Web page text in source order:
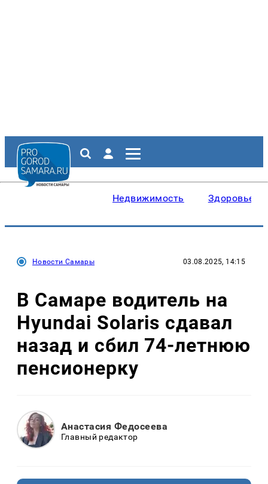
Недвижимость Здоровье
Новости Самары 03.08.2025, 14:15
В Самаре водитель на
Hyundai Solaris сдавал
назад и сбил 74-летнюю
пенсионерку
Анастасия Федосеева
Главный редактор